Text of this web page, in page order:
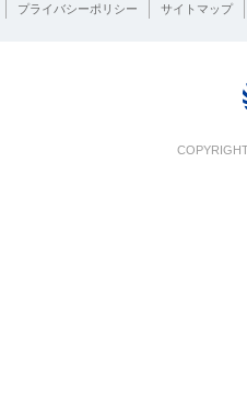
プライバシーポリシー サイトマップ